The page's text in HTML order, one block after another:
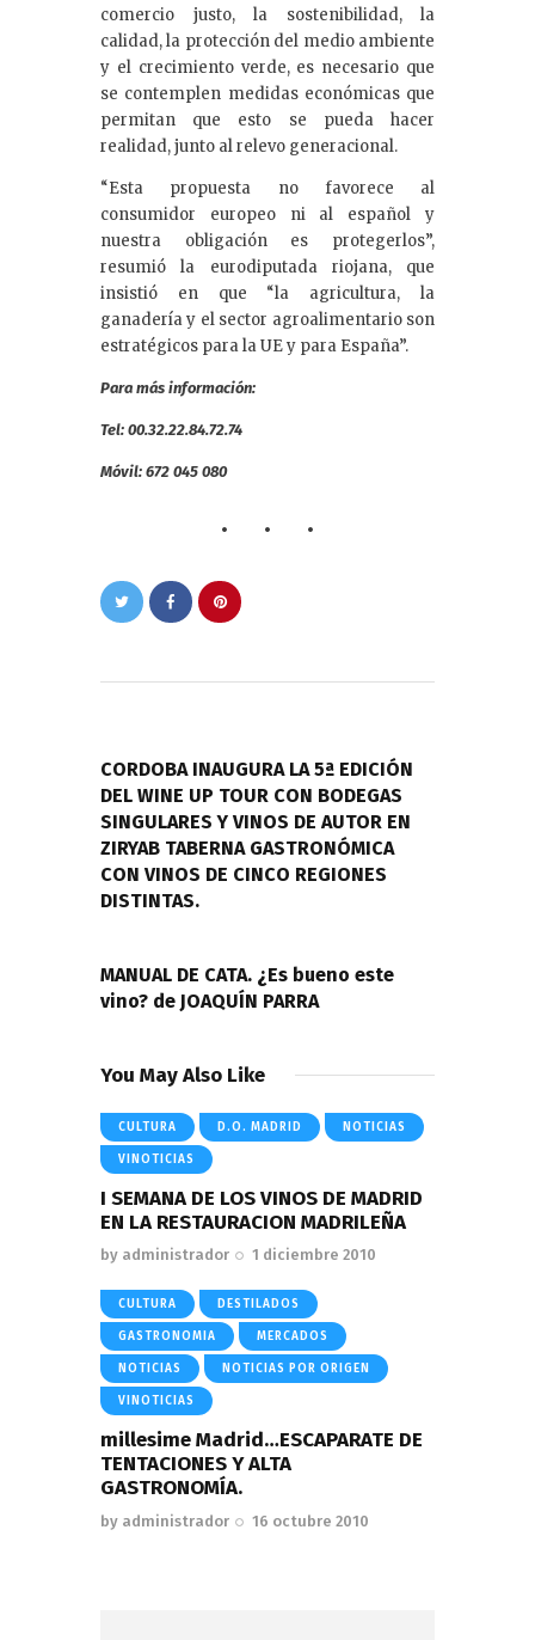
comercio justo, la sostenibilidad, la
calidad, la protección del medio ambiente
y el crecimiento verde, es necesario que
se contemplen medidas económicas que
permitan que esto se pueda hacer
realidad, junto al relevo generacional.
“Esta propuesta no favorece al
consumidor europeo ni al español y
nuestra obligación es protegerlos”,
resumió la eurodiputada riojana, que
insistió en que “la agricultura, la
ganadería y el sector agroalimentario son
estratégicos para la UE y para España”.
Para más información:
Tel: 00.32.22.84.72.74
Móvil: 672 045 080
entradas
CORDOBA INAUGURA LA 5ª EDICIÓN
DEL WINE UP TOUR CON BODEGAS
SINGULARES Y VINOS DE AUTOR EN
ZIRYAB TABERNA GASTRONÓMICA
CON VINOS DE CINCO REGIONES
DISTINTAS.
MANUAL DE CATA. ¿Es bueno este
vino? de JOAQUÍN PARRA
You May Also Like
CULTURA D.O. MADRID NOTICIAS
VINOTICIAS
I SEMANA DE LOS VINOS DE MADRID
EN LA RESTAURACION MADRILEÑA
by administrador 1 diciembre 2010
CULTURA DESTILADOS
GASTRONOMIA MERCADOS
NOTICIAS NOTICIAS POR ORIGEN
VINOTICIAS
millesime Madrid…ESCAPARATE DE
TENTACIONES Y ALTA
GASTRONOMÍA.
by administrador 16 octubre 2010